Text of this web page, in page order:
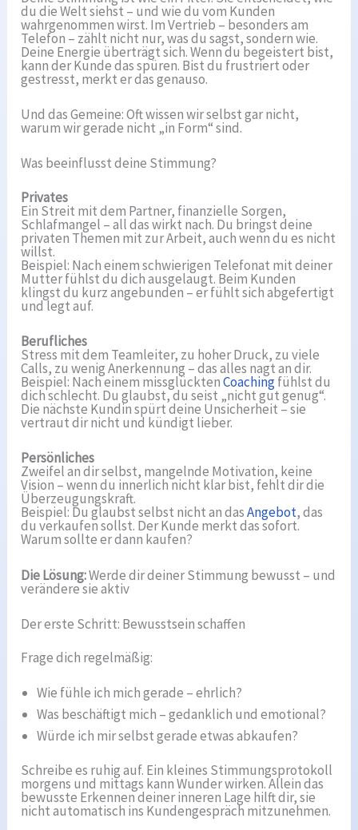
du die Welt siehst – und wie du vom Kunden
wahrgenommen wirst. Im Vertrieb – besonders am
Telefon – zählt nicht nur, was du sagst, sondern wie.
Deine Energie überträgt sich. Wenn du begeistert bist,
kann der Kunde das spüren. Bist du frustriert oder
gestresst, merkt er das genauso.
Und das Gemeine: Oft wissen wir selbst gar nicht,
warum wir gerade nicht „in Form“ sind.
Was beeinflusst deine Stimmung?
Privates
Ein Streit mit dem Partner, finanzielle Sorgen,
Schlafmangel – all das wirkt nach. Du bringst deine
privaten Themen mit zur Arbeit, auch wenn du es nicht
willst.
Beispiel: Nach einem schwierigen Telefonat mit deiner
Mutter fühlst du dich ausgelaugt. Beim Kunden
klingst du kurz angebunden – er fühlt sich abgefertigt
und legt auf.
Berufliches
Stress mit dem Teamleiter, zu hoher Druck, zu viele
Calls, zu wenig Anerkennung – das alles nagt an dir.
Beispiel: Nach einem missglücktenCoachingfühlst du
dich schlecht. Du glaubst, du seist „nicht gut genug“.
Die nächste Kundin spürt deine Unsicherheit – sie
vertraut dir nicht und kündigt lieber.
Persönliches
Zweifel an dir selbst, mangelnde Motivation, keine
Vision – wenn du innerlich nicht klar bist, fehlt dir die
Überzeugungskraft.
Beispiel: Du glaubst selbst nicht an dasAngebot, das
du verkaufen sollst. Der Kunde merkt das sofort.
Warum sollte er dann kaufen?
Die Lösung:Werde dir deiner Stimmung bewusst – und
verändere sie aktiv
Der erste Schritt: Bewusstsein schaffen
Frage dich regelmäßig:
Wie fühle ich mich gerade – ehrlich?
Was beschäftigt mich – gedanklich und emotional?
Würde ich mir selbst gerade etwas abkaufen?
Schreibe es ruhig auf. Ein kleines Stimmungsprotokoll
morgens und mittags kann Wunder wirken. Allein das
bewusste Erkennen deiner inneren Lage hilft dir, sie
nicht automatisch ins Kundengespräch mitzunehmen.